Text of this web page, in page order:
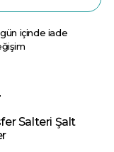
gün içinde iade
Salteri Şalt